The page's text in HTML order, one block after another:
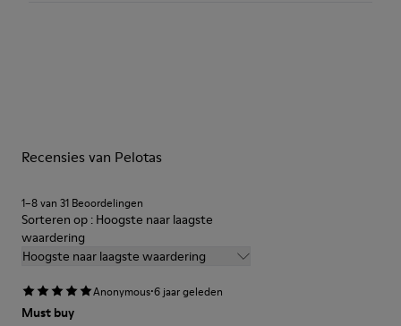
Gedetailleerde instructies over schoenverzorging en
Recensies van Pelotas
1–8 van 31 Beoordelingen
Sorteren op : Hoogste naar laagste
waardering
Hoogste naar laagste waardering
Anonymous·6 jaar geleden
Must buy